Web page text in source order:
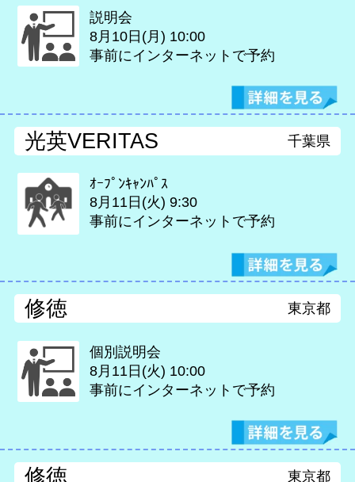
説明会
8月10日(月) 10:00
事前にインターネットで予約
光英VERITAS 千葉県
ｵｰﾌﾟﾝｷｬﾝﾊﾟｽ
8月11日(火)9:30
事前にインターネットで予約
修徳 東京都
個別説明会
8月11日(火) 10:00
事前にインターネットで予約
修徳 東京都